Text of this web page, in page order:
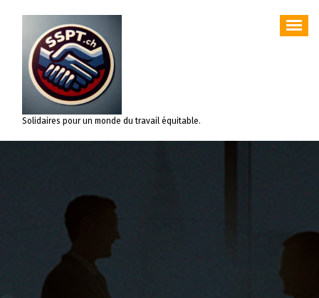
contenu
Solidaires pour un monde du travail équitable.